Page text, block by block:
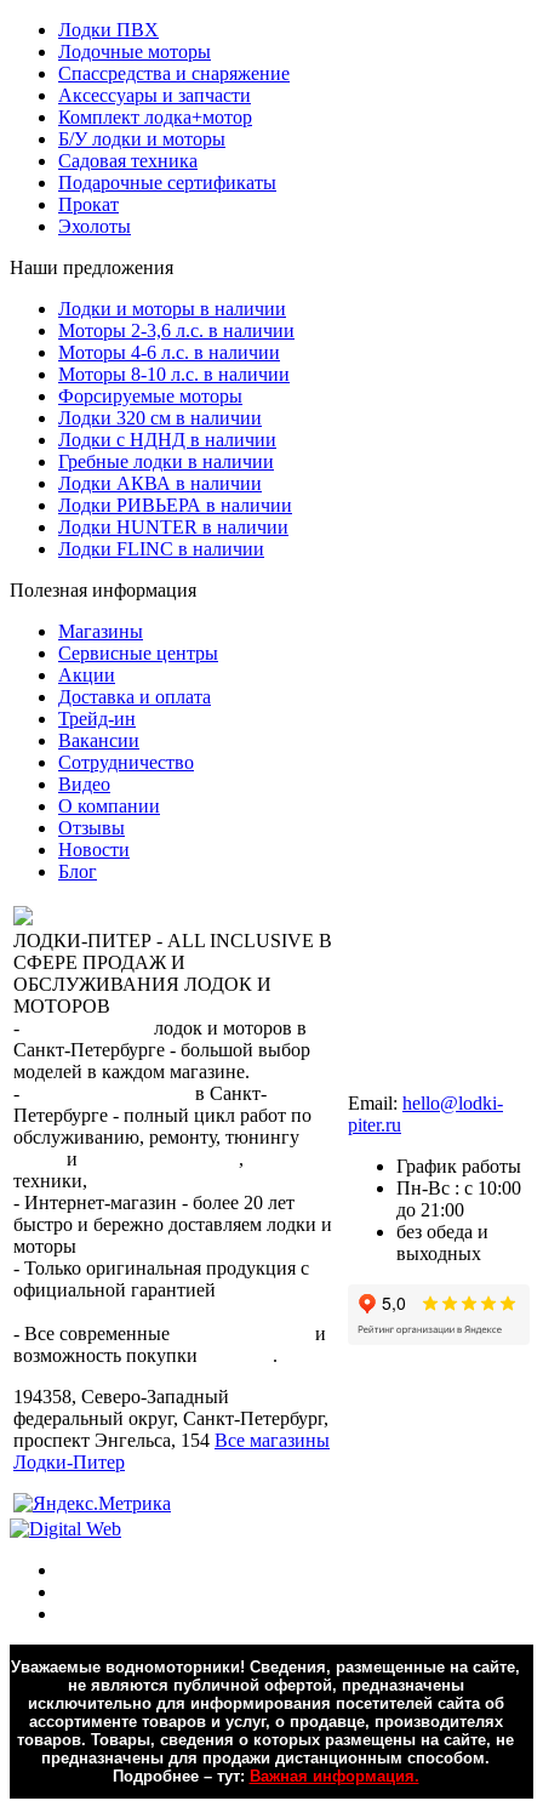
Лодки ПВХ
Лодочные моторы
Спассредства и снаряжение
Аксессуары и запчасти
Комплект лодка+мотор
Б/У лодки и моторы
Садовая техника
Подарочные сертификаты
Прокат
Эхолоты
Наши предложения
Лодки и моторы в наличии
Моторы 2-3,6 л.с. в наличии
Моторы 4-6 л.с. в наличии
Моторы 8-10 л.с. в наличии
Форсируемые моторы
Лодки 320 см в наличии
Лодки с НДНД в наличии
Гребные лодки в наличии
Лодки АКВА в наличии
Лодки РИВЬЕРА в наличии
Лодки HUNTER в наличии
Лодки FLINC в наличии
Полезная информация
Магазины
Сервисные центры
Акции
Доставка и оплата
Трейд-ин
Вакансии
Сотрудничество
Видео
О компании
Отзывы
Новости
Блог
ЛОДКИ-ПИТЕР - ALL INCLUSIVE В
СФЕРЕ ПРОДАЖ И
ОБСЛУЖИВАНИЯ ЛОДОК И
МОТОРОВ
-
лодок и моторов в
Санкт-Петербурге - большой выбор
моделей в каждом магазине.
-
в Санкт-
Петербурге - полный цикл работ по
обслуживанию, ремонту, тюнингу
и ,
техники,
- Интернет-магазин - более 20 лет
быстро и бережно доставляем лодки и
моторы
- Только оригинальная продукция с
официальной гарантией
- Все современные
и
возможность покупки
.
194358, Северо-Западный
федеральный округ, Санкт-Петербург,
проспект Энгельса, 154 Все магазины
Лодки-Питер
Email: hello@lodki-
piter.ru
График работы
Пн-Вс : с 10:00
до 21:00
без обеда и
выходных
Уважаемые водномоторники! Сведения, размещенные на сайте,
не являются публичной офертой, предназначены
исключительно для информирования посетителей сайта об
ассортименте товаров и услуг, о продавце, производителях
товаров. Товары, сведения о которых размещены на сайте, не
предназначены для продажи дистанционным способом.
Подробнее – тут: Важная информация.